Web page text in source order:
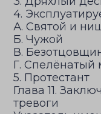
4.
А. Святой и
Б. Чужой
В.
Г. Спелёнатый
5. Протестант
Глава 11.
тревоги